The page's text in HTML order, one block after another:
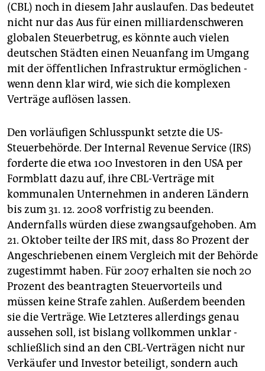
genossenschaft
epaper login
(CBL) noch in diesem Jahr auslaufen. Das bedeutet
nicht nur das Aus für einen milliardenschweren
globalen Steuerbetrug, es könnte auch vielen
deutschen Städten einen Neuanfang im Umgang
mit der öffentlichen Infrastruktur ermöglichen -
wenn denn klar wird, wie sich die komplexen
Verträge auflösen lassen.
Den vorläufigen Schlusspunkt setzte die US-
Steuerbehörde. Der Internal Revenue Service (IRS)
forderte die etwa 100 Investoren in den USA per
Formblatt dazu auf, ihre CBL-Verträge mit
kommunalen Unternehmen in anderen Ländern
bis zum 31. 12. 2008 vorfristig zu beenden.
Andernfalls würden diese zwangsaufgehoben. Am
21. Oktober teilte der IRS mit, dass 80 Prozent der
Angeschriebenen einem Vergleich mit der Behörde
zugestimmt haben. Für 2007 erhalten sie noch 20
Prozent des beantragten Steuervorteils und
müssen keine Strafe zahlen. Außerdem beenden
sie die Verträge. Wie Letzteres allerdings genau
aussehen soll, ist bislang vollkommen unklar -
schließlich sind an den CBL-Verträgen nicht nur
Verkäufer und Investor beteiligt, sondern auch